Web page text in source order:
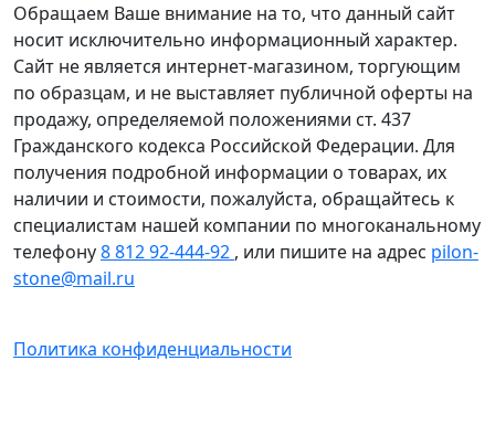
Обращаем Ваше внимание на то, что данный сайт
носит исключительно информационный характер.
Сайт не является интернет-магазином, торгующим
по образцам, и не выставляет публичной оферты на
продажу, определяемой положениями ст. 437
Гражданского кодекса Российской Федерации. Для
получения подробной информации о товарах, их
наличии и стоимости, пожалуйста, обращайтесь к
специалистам нашей компании по многоканальному
телефону8 812 92-444-92 , или пишите на адрес pilon-
stone@mail.ru
Политика конфиденциальности